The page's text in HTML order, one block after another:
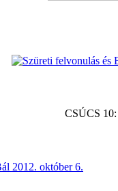
CSÚCS
2012. október 6.